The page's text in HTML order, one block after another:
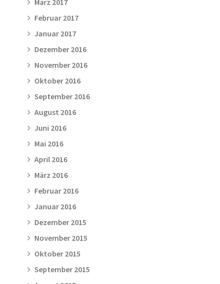
März 2017
Februar 2017
Januar 2017
Dezember 2016
November 2016
Oktober 2016
September 2016
August 2016
Juni 2016
Mai 2016
April 2016
März 2016
Februar 2016
Januar 2016
Dezember 2015
November 2015
Oktober 2015
September 2015